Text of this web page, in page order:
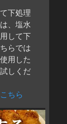
下処理
、塩水
して下
らでは
用した
しくだ
ちら